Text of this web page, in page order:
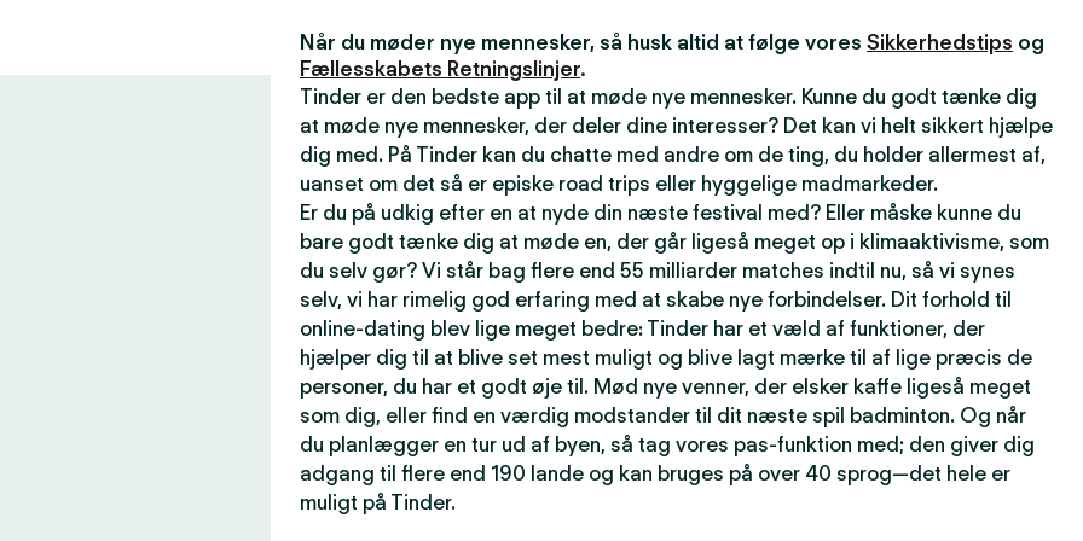
Når du møder nye mennesker, så husk altid at følge vores Sikkerhedstips og
Fællesskabets Retningslinjer.
Tinder er den bedste app til at møde nye mennesker. Kunne du godt tænke dig
at møde nye mennesker, der deler dine interesser? Det kan vi helt sikkert hjælpe
dig med. På Tinder kan du chatte med andre om de ting, du holder allermest af,
uanset om det så er episke road trips eller hyggelige madmarkeder.
Er du på udkig efter en at nyde din næste festival med? Eller måske kunne du
bare godt tænke dig at møde en, der går ligeså meget op i klimaaktivisme, som
du selv gør? Vi står bag flere end 55 milliarder matches indtil nu, så vi synes
selv, vi har rimelig god erfaring med at skabe nye forbindelser. Dit forhold til
online-dating blev lige meget bedre: Tinder har et væld af funktioner, der
hjælper dig til at blive set mest muligt og blive lagt mærke til af lige præcis de
personer, du har et godt øje til. Mød nye venner, der elsker kaffe ligeså meget
som dig, eller find en værdig modstander til dit næste spil badminton. Og når
du planlægger en tur ud af byen, så tag vores pas-funktion med; den giver dig
adgang til flere end 190 lande og kan bruges på over 40 sprog—det hele er
muligt på Tinder.